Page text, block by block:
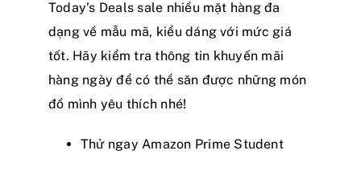
Today’s Deals sale nhiều mặt hàng đa
dạng về mẫu mã, kiểu dáng với mức giá
tốt. Hãy kiểm tra thông tin khuyến mãi
hàng ngày để có thể săn được những món
đồ mình yêu thích nhé!
Thử ngay Amazon Prime Student